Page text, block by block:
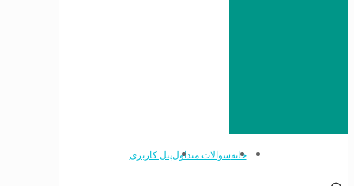
خانهسوالات متداولپنل کاربری